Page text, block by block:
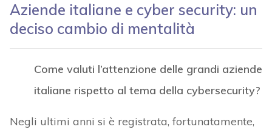
Aziende italiane e cyber security: un
deciso cambio di mentalità
Come valuti l’attenzione delle grandi aziende
italiane rispetto al tema della cybersecurity?
Negli ultimi anni si è registrata, fortunatamente,